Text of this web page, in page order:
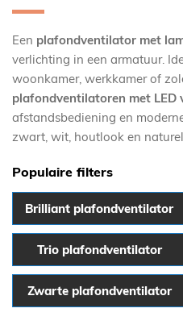
Een plafondventilator met
verlichting in een armatuur.
woonkamer, werkkamer of
plafondventilatoren met LED
afstandsbediening en
zwart, wit, houtlook en
Populaire filters
Brilliant plafondventilator
Trio plafondventilator
Zwarte plafondventilator